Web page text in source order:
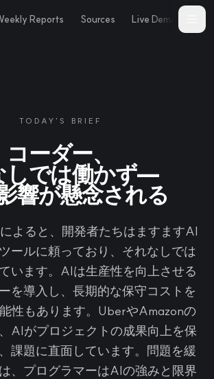
Reports Sources Live Demo
TODAY'S BRIEF
コーダー、
しでは働かず—
響が懸念される
よると、開発者たちはますますAI
ールに頼っており、それなしでは
います。AIは生産性を向上させる
を導入し、長期的な保守コストを
性もあります。UberやAmazonの
AIがプロジェクトの成果向上を保
課題に直面しています。問題を緩
、プログラマーはAIの強みと限界